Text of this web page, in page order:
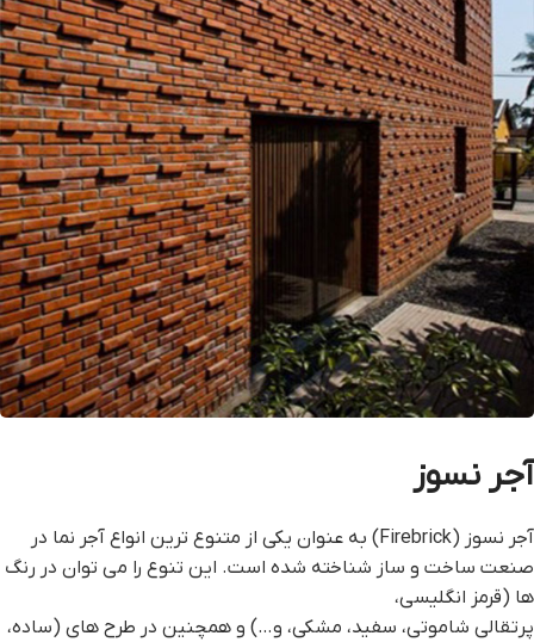
آجر نسوز
آجر نسوز (Firebrick) به عنوان یکی از متنوع ترین انواع آجر نما در
صنعت ساخت و ساز شناخته شده است. این تنوع را می توان در رنگ
ها (قرمز انگلیسی،
پرتقالی شاموتی، سفید، مشکی، و…) و همچنین در طرح های (ساده،